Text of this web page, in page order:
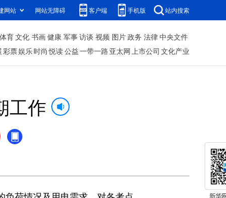
网站 网站无障碍 客户端 手机版 站内搜索
体育文化 书画健康 军事访谈 视频 图片政务 法律中央文件
彩票娱乐时尚 悦读公益一带一路 亚太网上市公司 文化产业
工作